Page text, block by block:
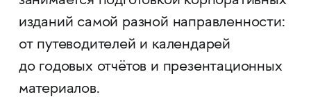
изданий самой разной направленности:
от путеводителей и календарей
до годовых отчётов и презентационных
материалов.